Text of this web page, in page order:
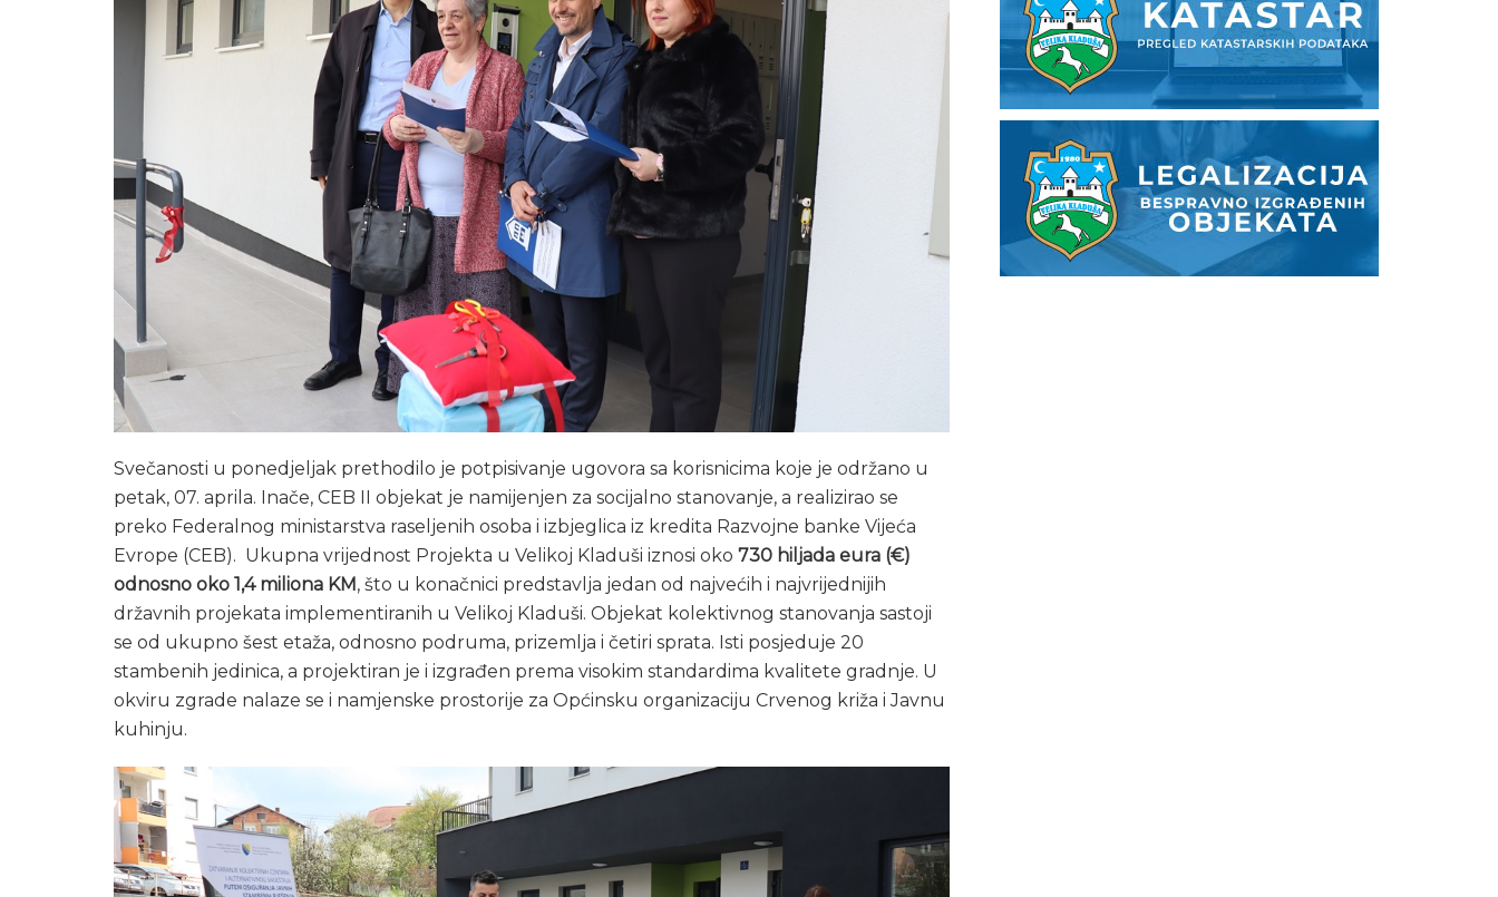
Svečanosti u ponedjeljak prethodilo je potpisivanje ugovora sa korisnicima koje je održano u
petak, 07. aprila. Inače, CEB II objekat je namijenjen za socijalno stanovanje, a realizirao se
preko Federalnog ministarstva raseljenih osoba i izbjeglica iz kredita Razvojne banke Vijeća
Evrope (CEB). Ukupna vrijednost Projekta u Velikoj Kladuši iznosi oko 730 hiljada eura (€)
odnosno oko 1,4 miliona KM, što u konačnici predstavlja jedan od najvećih i najvrijednijih
državnih projekata implementiranih u Velikoj Kladuši. Objekat kolektivnog stanovanja sastoji
se od ukupno šest etaža, odnosno podruma, prizemlja i četiri sprata. Isti posjeduje 20
stambenih jedinica, a projektiran je i izgrađen prema visokim standardima kvalitete gradnje. U
okviru zgrade nalaze se i namjenske prostorije za Općinsku organizaciju Crvenog križa i Javnu
kuhinju.